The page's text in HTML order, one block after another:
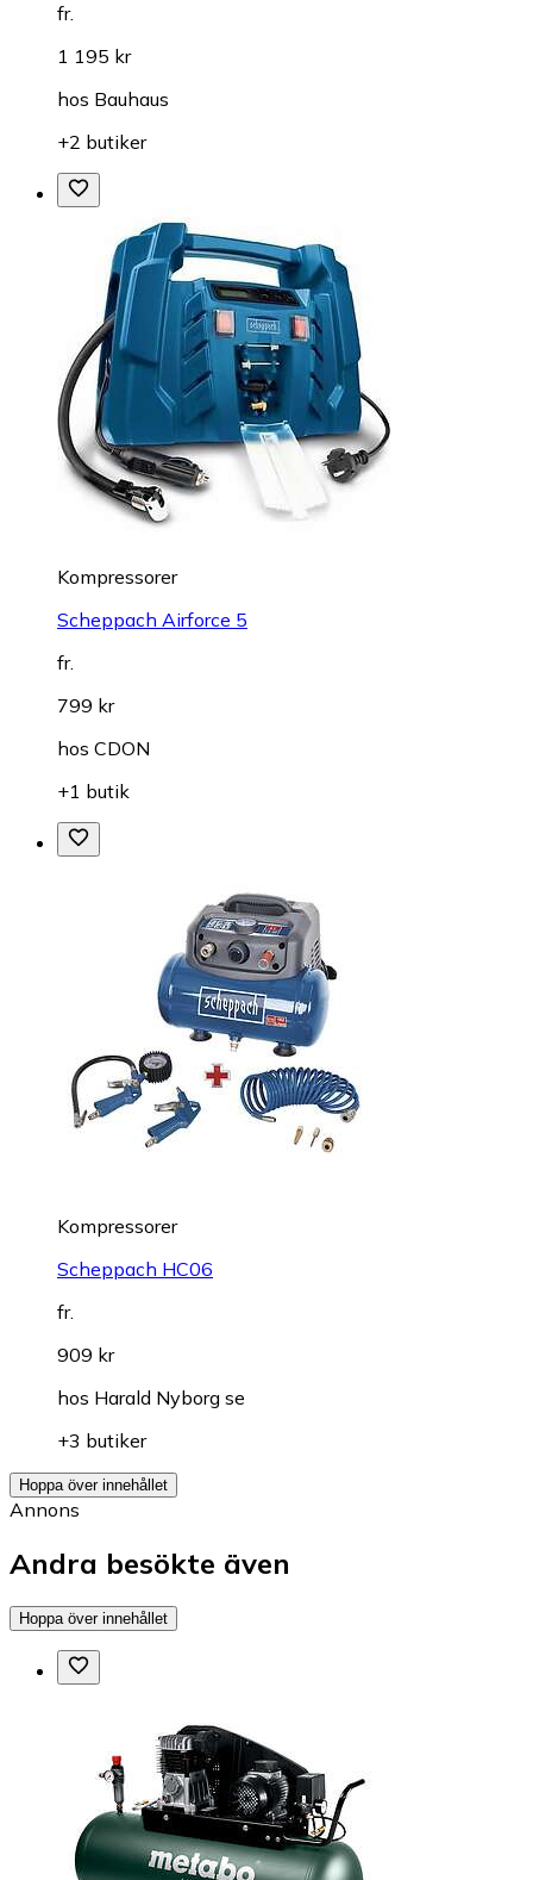
fr.
1 195 kr
hos Bauhaus
+2 butiker
Kompressorer
Scheppach Airforce 5
fr.
799 kr
hos CDON
+1 butik
Kompressorer
Scheppach HC06
fr.
909 kr
hos Harald Nyborg se
+3 butiker
Hoppa över innehållet
Annons
Andra besökte även
Hoppa över innehållet